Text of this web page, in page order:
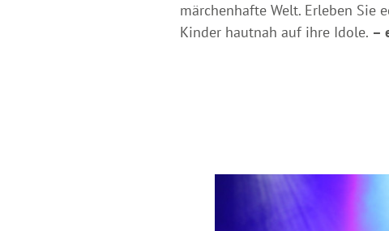
märchenhafte Welt. Erleben
Kinder hautnah auf ihre Idole. –